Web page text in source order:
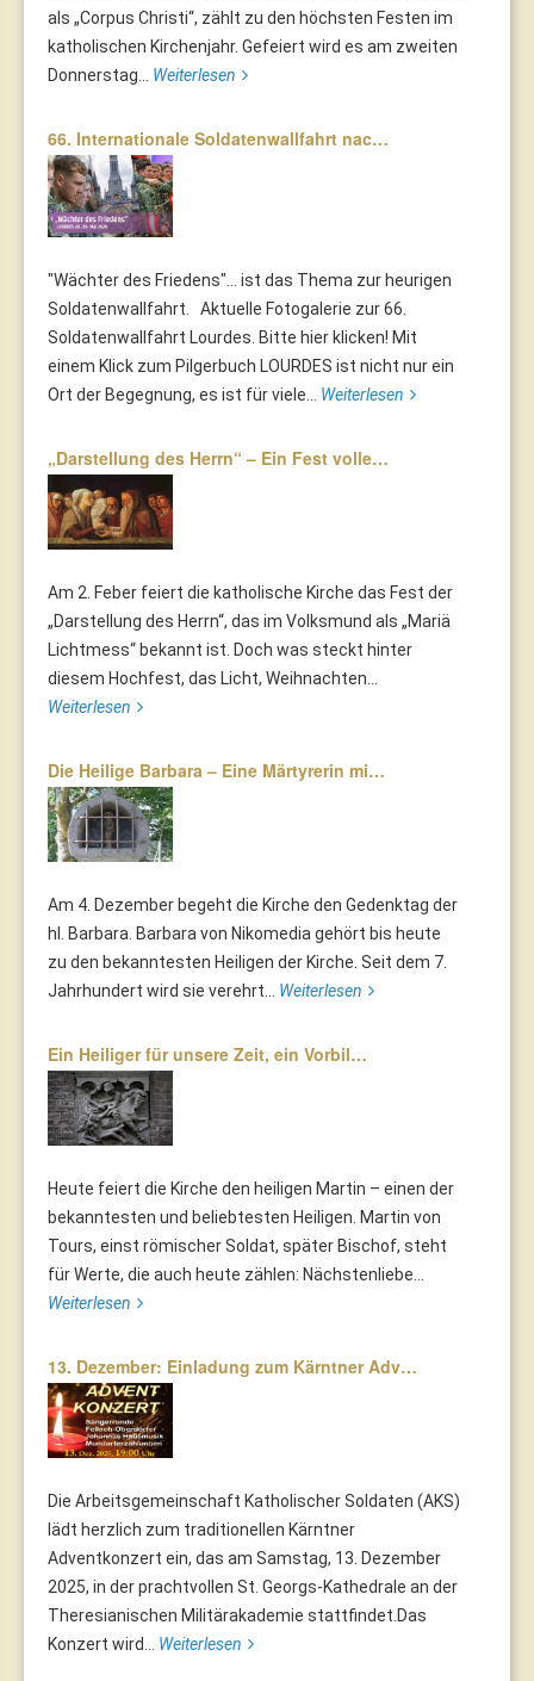
als „Corpus Christi“, zählt zu den höchsten Festen im
katholischen Kirchenjahr. Gefeiert wird es am zweiten
Donnerstag... Weiterlesen
66. Internationale Soldatenwallfahrt nac…
"Wächter des Friedens"... ist das Thema zur heurigen
Soldatenwallfahrt. Aktuelle Fotogalerie zur 66.
Soldatenwallfahrt Lourdes. Bitte hier klicken! Mit
einem Klick zum Pilgerbuch LOURDES ist nicht nur ein
Ort der Begegnung, es ist für viele... Weiterlesen
„Darstellung des Herrn“ – Ein Fest volle…
Am 2. Feber feiert die katholische Kirche das Fest der
„Darstellung des Herrn“, das im Volksmund als „Mariä
Lichtmess“ bekannt ist. Doch was steckt hinter
diesem Hochfest, das Licht, Weihnachten...
Weiterlesen
Die Heilige Barbara – Eine Märtyrerin mi…
Am 4. Dezember begeht die Kirche den Gedenktag der
hl. Barbara. Barbara von Nikomedia gehört bis heute
zu den bekanntesten Heiligen der Kirche. Seit dem 7.
Jahrhundert wird sie verehrt... Weiterlesen
Ein Heiliger für unsere Zeit, ein Vorbil…
Heute feiert die Kirche den heiligen Martin – einen der
bekanntesten und beliebtesten Heiligen. Martin von
Tours, einst römischer Soldat, später Bischof, steht
für Werte, die auch heute zählen: Nächstenliebe...
Weiterlesen
13. Dezember: Einladung zum Kärntner Adv…
Die Arbeitsgemeinschaft Katholischer Soldaten (AKS)
lädt herzlich zum traditionellen Kärntner
Adventkonzert ein, das am Samstag, 13. Dezember
2025, in der prachtvollen St. Georgs-Kathedrale an der
Theresianischen Militärakademie stattfindet.Das
Konzert wird... Weiterlesen